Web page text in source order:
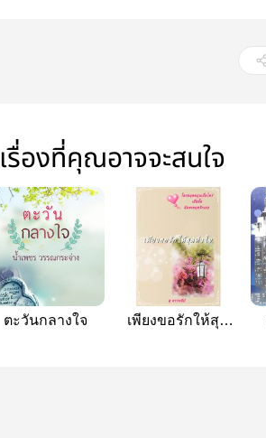
เรื่องที่คุณอาจจะสนใจ
ตะวันกลางใจ
เพียงขอรักให้สุด